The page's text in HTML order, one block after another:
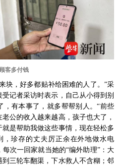
客多付钱
块，好多都贴补给困难的人了。”采
记者采访时表示，自己从小得到别
，有本事了，就多帮帮别人。“前些
公的收入越来越高，孩子也大了，
是帮助我做这些事情，现在轻松多
，珍存的丈夫厉正余在外地做水电
次一回家就当她的“编外助理”：大
三轮车翻渠，下水救人不含糊；邻